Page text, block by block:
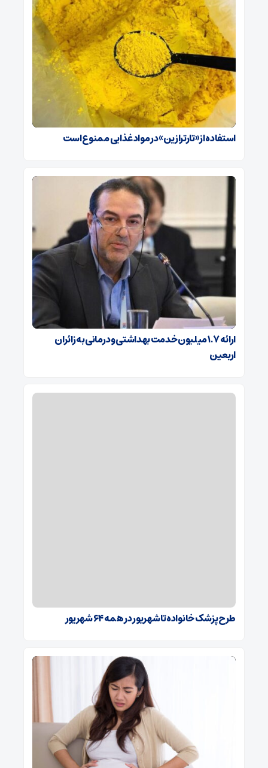
استفاده از «تارترازین» در مواد غذایی ممنوع است
ارائه ۱.۷ میلیون خدمت بهداشتی و درمانی به زائران
اربعین
طرح پزشک خانواده تا شهریور در همه ۶۴ شهریور